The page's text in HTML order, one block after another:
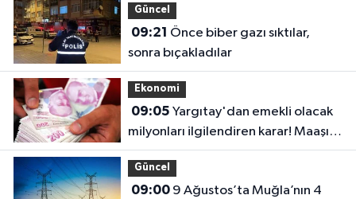
Güncel
09:21
sonra bıçakladılar
Ekonomi
09:05
milyonları ilgilendiren karar! Maaşı
gecikenler dikkat
Güncel
09:009 Ağustos’ta Muğla’nın 4